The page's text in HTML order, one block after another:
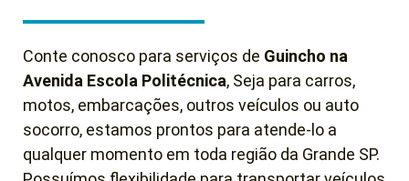
Conte conosco para serviços de Guincho na
Avenida Escola Politécnica, Seja para carros,
motos, embarcações, outros veículos ou auto
socorro, estamos prontos para atende-lo a
qualquer momento em toda região da Grande SP.